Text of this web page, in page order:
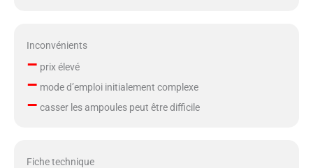
Inconvénients
– prix élevé
– mode d’emploi initialement complexe
– casser les ampoules peut être difficile
Fiche technique